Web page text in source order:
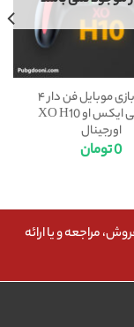
دسته بازی موبایل فن دار ۴
انگشتی ایکس او XO H10
اورجینال
0تومان
مراجعه و یا ارائه